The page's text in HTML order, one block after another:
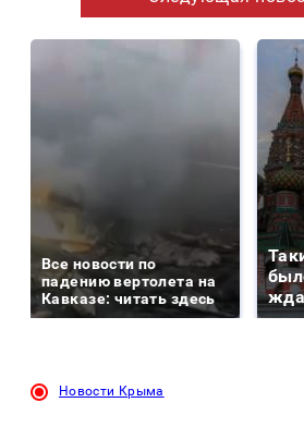
Все новости по
падению вертолета на
Кавказе: читать здесь
Новости Крыма